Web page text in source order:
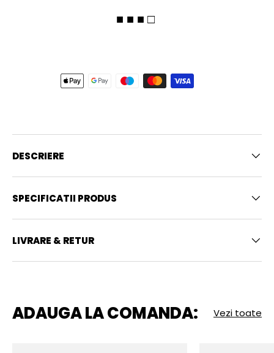
■ ■ ■ □
DESCRIERE
SPECIFICATII PRODUS
LIVRARE & RETUR
ADAUGA LA COMANDA: Vezi toate